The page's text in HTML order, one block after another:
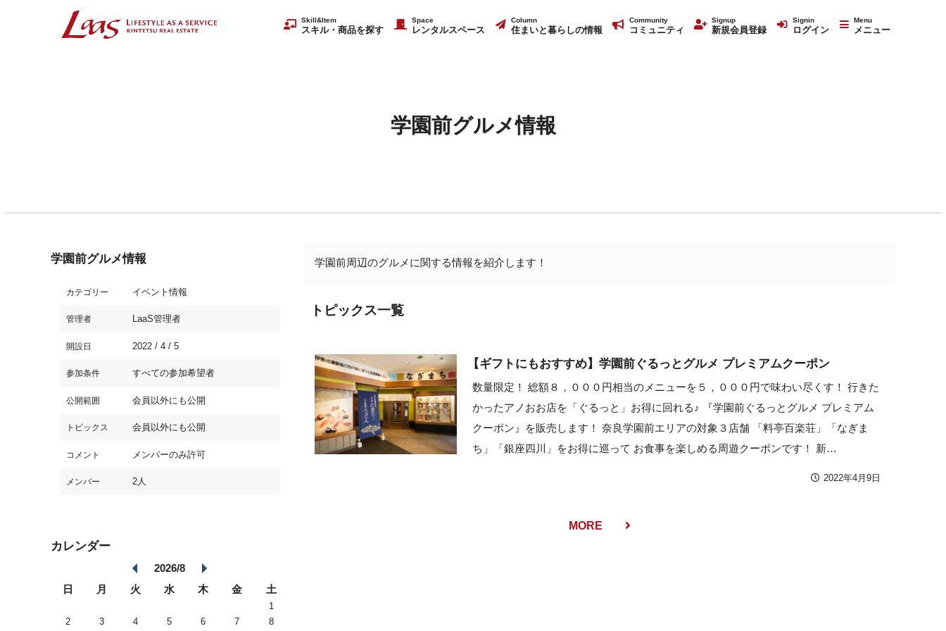
Skill&Item
スキル・商品を探す
Space
レンタルスペース
Column
住まいと暮らしの情報
Community
コミュニティ
Signup
新規会員登録
Signin
ログイン
Menu
メニュー
学園前グルメ情報
学園前周辺のグルメに関する情報を紹介します！
トピックス一覧
【ギフトにもおすすめ】学園前ぐるっとグルメ プレミアムクーポン
数量限定！ 総額８，０００円相当のメニューを５，０００円で味わい尽くす！ 行きた
かったアノおお店を「ぐるっと」お得に回れる♪ 『学園前ぐるっとグルメ プレミアム
クーポン』を販売します！ 奈良学園前エリアの対象３店舗 「料亭百楽荘」「なぎま
ち」「銀座四川」をお得に巡って お食事を楽しめる周遊クーポンです！ 新…
2022年4月9日
MORE
学園前グルメ情報
カテゴリー イベント情報
管理者 LaaS管理者
開設日 2022 / 4 / 5
参加条件 すべての参加希望者
公開範囲 会員以外にも公開
トピックス 会員以外にも公開
コメント メンバーのみ許可
メンバー 2人
カレンダー
2026/8
日
月 火 水 木 金 土
1
2
3 4 5 6 7 8